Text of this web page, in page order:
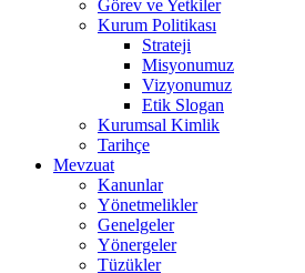
Görev ve Yetkiler
Kurum Politikası
Strateji
Misyonumuz
Vizyonumuz
Etik Slogan
Kurumsal Kimlik
Tarihçe
Mevzuat
Kanunlar
Yönetmelikler
Genelgeler
Yönergeler
Tüzükler